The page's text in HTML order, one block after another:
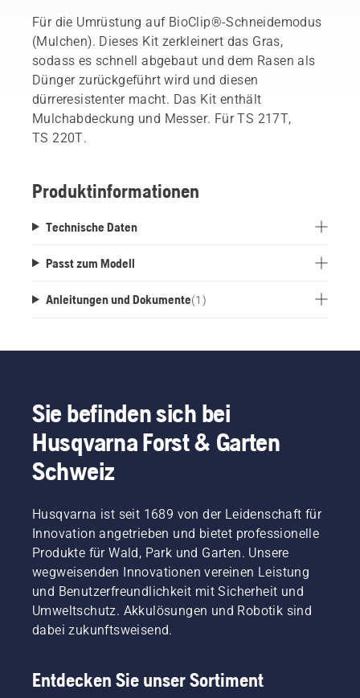
Für die Umrüstung auf BioClip®-Schneidemodus
(Mulchen). Dieses Kit zerkleinert das Gras,
sodass es schnell abgebaut und dem Rasen als
Dünger zurückgeführt wird und diesen
dürreresistenter macht. Das Kit enthält
Mulchabdeckung und Messer. Für TS 217T,
TS 220T.
Produktinformationen
Technische Daten
Passt zum Modell
Anleitungen und Dokumente(1 )
Sie befinden sich bei
Husqvarna Forst & Garten
Schweiz
Husqvarna ist seit 1689 von der Leidenschaft für
Innovation angetrieben und bietet professionelle
Produkte für Wald, Park und Garten. Unsere
wegweisenden Innovationen vereinen Leistung
und Benutzerfreundlichkeit mit Sicherheit und
Umweltschutz. Akkulösungen und Robotik sind
dabei zukunftsweisend.
Entdecken Sie unser Sortiment